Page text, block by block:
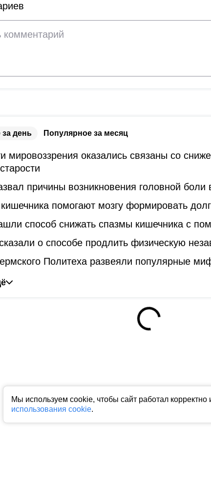
Мы используем cookie, чтобы сайт работал
использования cookie.
день Популярное за месяц
мировоззрения оказались связаны со
причины возникновения головной боли
помогают мозгу формировать
способ снижать спазмы кишечника с
о способе продлить физическую
Политеха развеяли популярные